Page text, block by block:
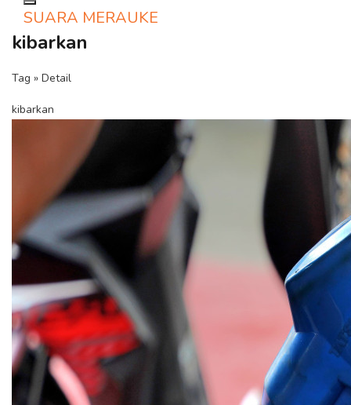
Toggle navigation
SUARA MERAUKE
kibarkan
Tag » Detail
kibarkan